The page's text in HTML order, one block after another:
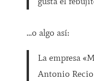
…o algo así:
La empresa
Antonio Recio